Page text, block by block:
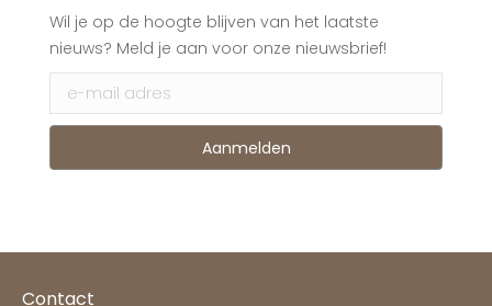
Wil je op de hoogte blijven van het laatste
nieuws? Meld je aan voor onze nieuwsbrief!
Contact